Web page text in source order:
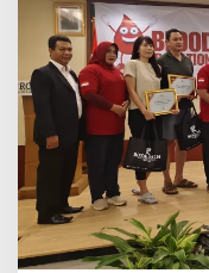
G
a
y
a
H
d
u
p
,
P
D